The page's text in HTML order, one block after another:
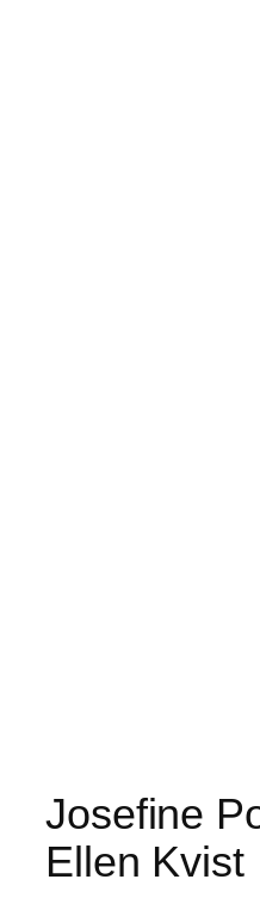
Josefine
Ellen Kvist